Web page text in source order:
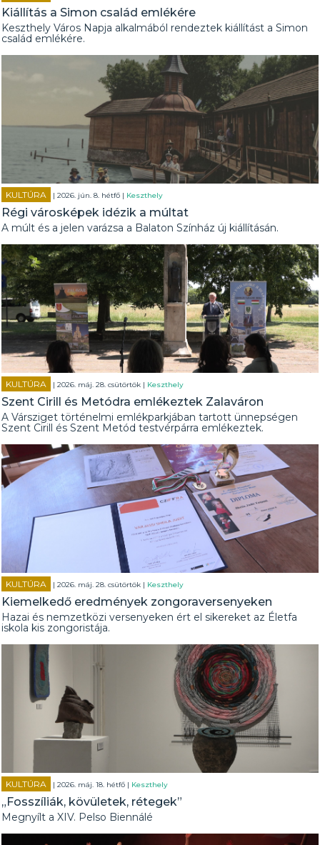
Kiállítás a Simon család emlékére
Keszthely Város Napja alkalmából rendeztek kiállítást a Simon
család emlékére.
KULTÚRA | 2026. jún. 8. hétfő | Keszthely
Régi városképek idézik a múltat
A múlt és a jelen varázsa a Balaton Színház új kiállításán.
KULTÚRA | 2026. máj. 28. csütörtök | Keszthely
Szent Cirill és Metódra emlékeztek Zalaváron
A Vársziget történelmi emlékparkjában tartott ünnepségen
Szent Cirill és Szent Metód testvérpárra emlékeztek.
KULTÚRA | 2026. máj. 28. csütörtök | Keszthely
Kiemelkedő eredmények zongoraversenyeken
Hazai és nemzetközi versenyeken ért el sikereket az Életfa
iskola kis zongoristája.
KULTÚRA | 2026. máj. 18. hétfő | Keszthely
„Fosszíliák, kövületek, rétegek”
Megnyílt a XIV. Pelso Biennálé